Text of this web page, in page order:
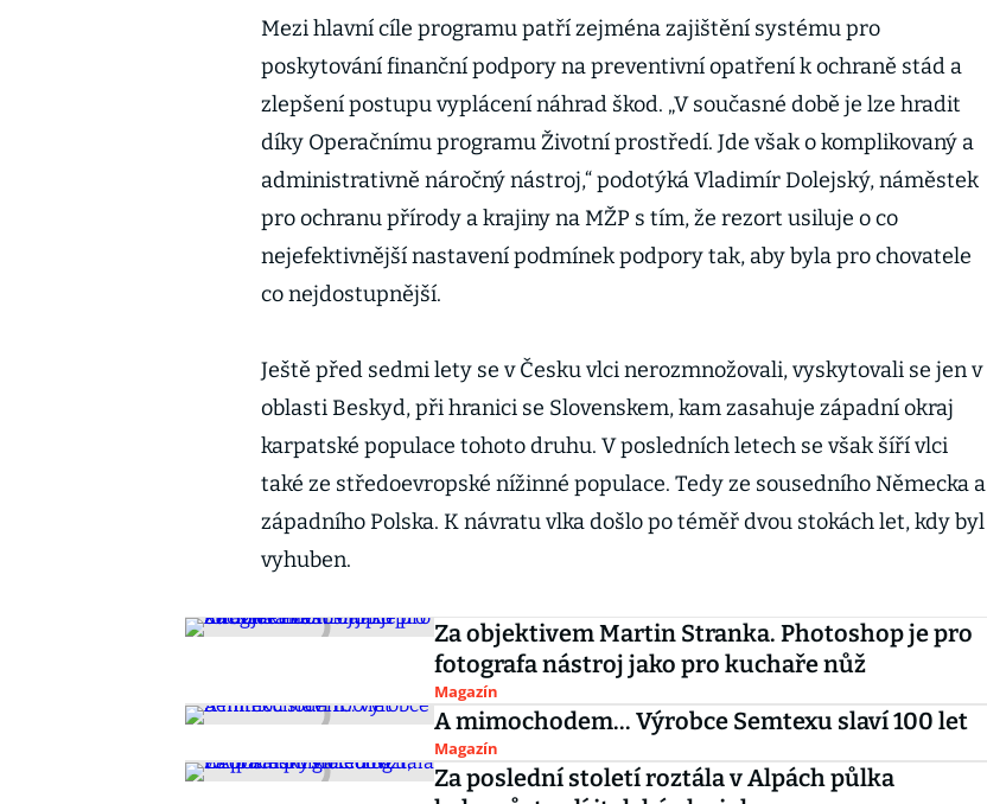
Mezi hlavní cíle programu patří zejména zajištění systému pro
poskytování finanční podpory na preventivní opatření k ochraně stád a
zlepšení postupu vyplácení náhrad škod. „V současné době je lze hradit
díky Operačnímu programu Životní prostředí. Jde však o komplikovaný a
administrativně náročný nástroj,“ podotýká Vladimír Dolejský, náměstek
pro ochranu přírody a krajiny na MŽP s tím, že rezort usiluje o co
nejefektivnější nastavení podmínek podpory tak, aby byla pro chovatele
co nejdostupnější.
Ještě před sedmi lety se v Česku vlci nerozmnožovali, vyskytovali se jen v
oblasti Beskyd, při hranici se Slovenskem, kam zasahuje západní okraj
karpatské populace tohoto druhu. V posledních letech se však šíří vlci
také ze středoevropské nížinné populace. Tedy ze sousedního Německa a
západního Polska. K návratu vlka došlo po téměř dvou stokách let, kdy byl
vyhuben.
Za objektivem Martin Stranka. Photoshop je pro
fotografa nástroj jako pro kuchaře nůž
Magazín
A mimochodem... Výrobce Semtexu slaví 100 let
Magazín
Za poslední století roztála v Alpách půlka